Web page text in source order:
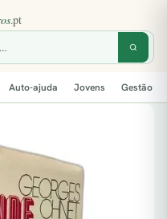
Auto-ajuda Jovens Gestão